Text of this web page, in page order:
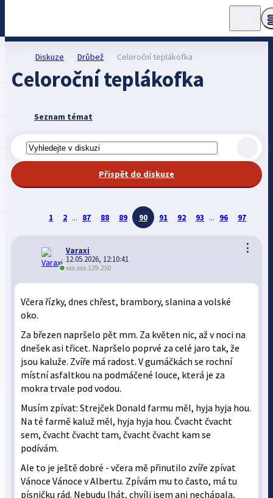
Diskuze Drůbež Celoroční teplákofka
Celoroční teplákofka
Seznam témat
Přispět do diskuze
1 2 ... 87 88 89 90 91 92 93 ... 96 97
⋮
Varaxi
12.05.2026, 12:10:41
xxx.xxx.129.250
Včera řízky, dnes chřest, brambory, slanina a volské
oko.
Za březen napršelo pět mm. Za květen nic, až v noci na
dnešek asi třicet. Napršelo poprvé za celé jaro tak, že
jsou kaluže. Zvíře má radost. V gumáčkách se rochní
místní asfaltkou na podmáčené louce, která je za
mokra trvale pod vodou.
Musím zpívat: Strejček Donald farmu měl, hyja hyja hou.
Na té farmě kaluž měl, hyja hyja hou. Čvacht čvacht
sem, čvacht čvacht tam, čvacht čvacht kam se
podívám.
Ale to je ještě dobré - včera mě přinutilo zvíře zpívat
Vánoce Vánoce v Albertu. Zpívám mu to často, má tu
písničku rád. Nebudu lhát, chvíli jsem ani nechápala,